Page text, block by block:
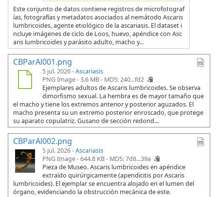
Este conjunto de datos contiene registros de microfotograf
ías, fotografías y metadatos asociados al nemátodo Ascaris
lumbricoides, agente etiológico de la ascariasis. El dataset i
ncluye imágenes de ciclo de Loos, huevo, apéndice con Asc
aris lumbricoides y parásito adulto, macho y...
CBParAl001.png
5 jul. 2026 -Ascariasis
PNG Image - 3.6 MB - MD5: 240...fd2
Ejemplares adultos de Ascaris lumbricoides. Se observa
dimorfismo sexual. La hembra es de mayor tamaño que
el macho y tiene los extremos anterior y posterior aguzados. El
macho presenta su un extremo posterior enroscado, que protege
su aparato copulatriz. Gusano de sección redond...
CBParAl002.png
5 jul. 2026 -Ascariasis
PNG Image - 644.8 KB - MD5: 7d8...39a
Pieza de Museo. Ascaris lumbricoides en apéndice
extraído quirúrgicamente (apendicitis por Ascaris
lumbricoides). El ejemplar se encuentra alojado en el lumen del
órgano, evidenciando la obstrucción mecánica de este.